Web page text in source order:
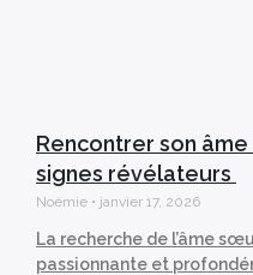
Rencontrer son
signes révélateurs
Noémie janvier 17, 2026
La recherche de l’âme
passionnante et